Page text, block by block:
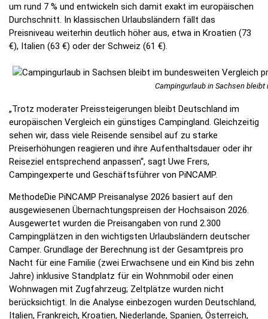
um rund 7 % und entwickeln sich damit exakt im europäischen
Durchschnitt. In klassischen Urlaubsländern fällt das
Preisniveau weiterhin deutlich höher aus, etwa in Kroatien (73
€), Italien (63 €) oder der Schweiz (61 €).
Campingurlaub in Sachsen
„Trotz moderater Preissteigerungen bleibt Deutschland im
europäischen Vergleich ein günstiges Campingland. Gleichzeitig
sehen wir, dass viele Reisende sensibel auf zu starke
Preiserhöhungen reagieren und ihre Aufenthaltsdauer oder ihr
Reiseziel entsprechend anpassen“, sagt Uwe Frers,
Campingexperte und Geschäftsführer von PiNCAMP.
MethodeDie PiNCAMP Preisanalyse 2026 basiert auf den
ausgewiesenen Übernachtungspreisen der Hochsaison 2026.
Ausgewertet wurden die Preisangaben von rund 2.300
Campingplätzen in den wichtigsten Urlaubsländern deutscher
Camper. Grundlage der Berechnung ist der Gesamtpreis pro
Nacht für eine Familie (zwei Erwachsene und ein Kind bis zehn
Jahre) inklusive Standplatz für ein Wohnmobil oder einen
Wohnwagen mit Zugfahrzeug; Zeltplätze wurden nicht
berücksichtigt. In die Analyse einbezogen wurden Deutschland,
Italien, Frankreich, Kroatien, Niederlande, Spanien, Österreich,